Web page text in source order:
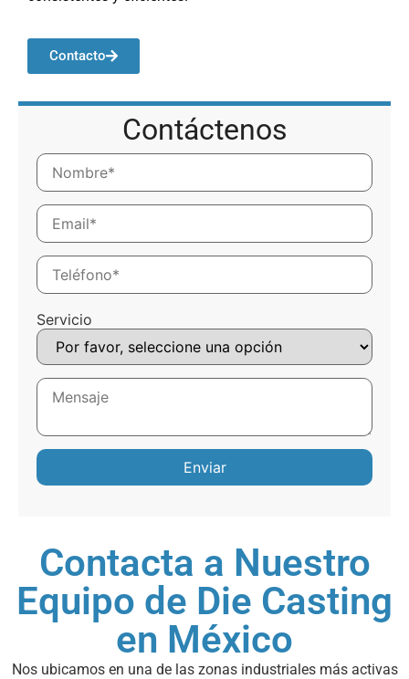
Contacto
Contáctenos
Servicio
Contacta a Nuestro
Equipo de Die Casting
en México
Nos ubicamos en una de las zonas industriales más activas